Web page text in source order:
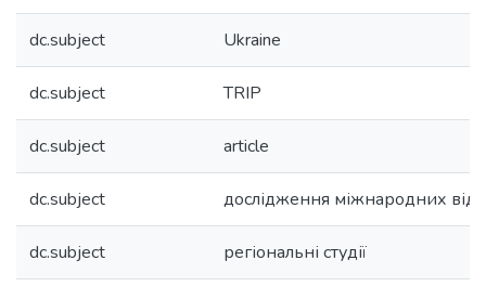
dc.subject Ukraine
dc.subject TRIP
dc.subject article
dc.subject дослідження міжнародних
dc.subject регіональні студії